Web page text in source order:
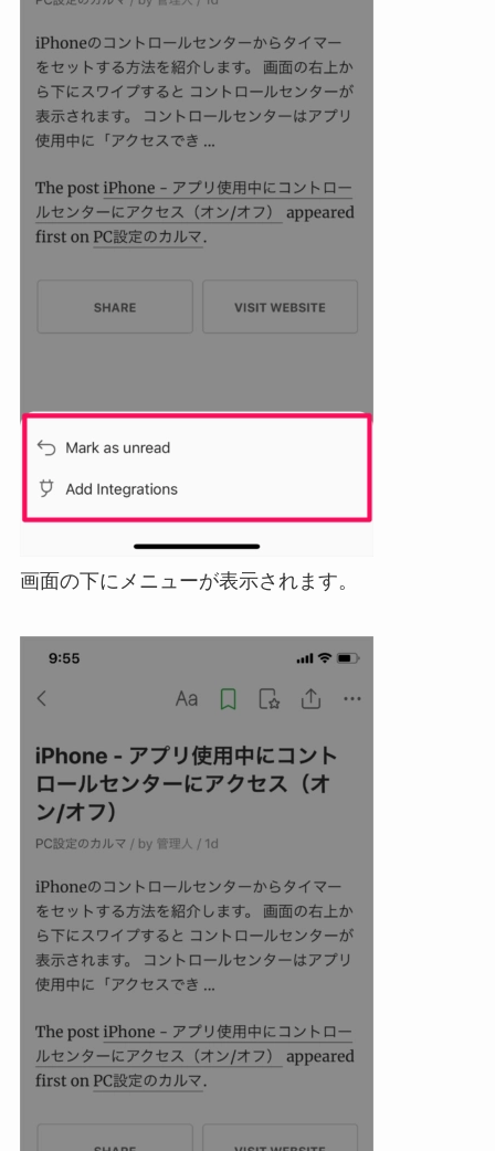
画面の下にメニューが表示されます。